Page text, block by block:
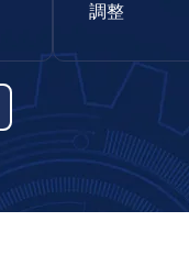
調整